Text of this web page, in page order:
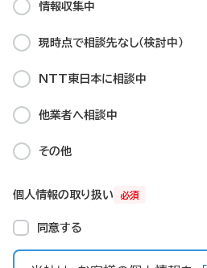
情報収集中
現時点で相談先なし（検討中）
NTT東日本に相談中​
他業者へ相談中
その他
必須
個人情報の取り扱い
同意する